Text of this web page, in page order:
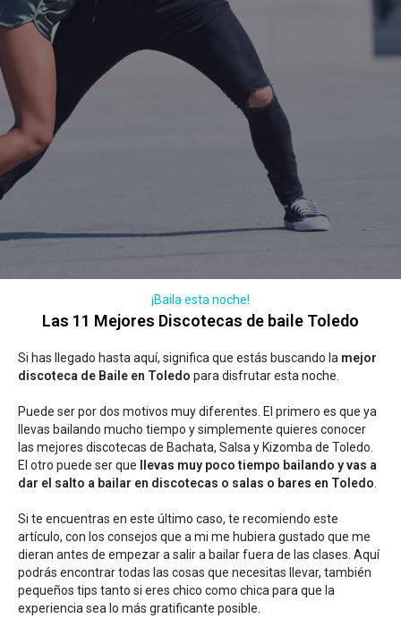
¡Baila esta noche!
Las 11 Mejores Discotecas de baile Toledo
Si has llegado hasta aquí, significa que estás buscando la mejor
discoteca de Baile en Toledo para disfrutar esta noche.
Puede ser por dos motivos muy diferentes. El primero es que ya
llevas bailando mucho tiempo y simplemente quieres conocer
las mejores discotecas de Bachata, Salsa y Kizomba de Toledo.
El otro puede ser que
llevas muy poco tiempo bailando y vas a
dar el salto a bailar en discotecas o salas o bares en Toledo
Si te encuentras en este último caso, te recomiendo este
artículo, con los consejos que a mi me hubiera gustado que me
dieran antes de empezar a salir a bailar fuera de las clases . Aquí
podrás encontrar todas las cosas que necesitas llevar, también
pequeños tips tanto si eres chico como chica para que la
experiencia sea lo más gratificante posible.